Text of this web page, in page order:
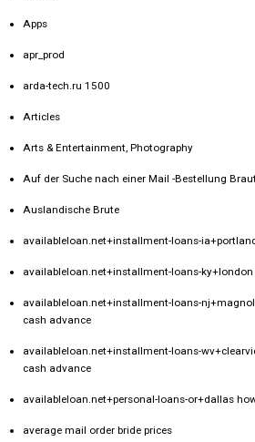
Apps
apr_prod
arda-tech.ru 1500
Articles
Arts & Entertainment, Photography
Auf der Suche nach einer Mail -Bestellung Braut
Auslandische Brute
availableloan.net+installment-loans-
availableloan.net+installment-loans-
availableloan.net+installment-loans-
cash advance
availableloan.net+installment-loans-
cash advance
availableloan.net+personal-loans-or+dallas
average mail order bride prices